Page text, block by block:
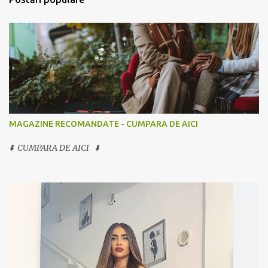
MAGAZINE RECOMANDATE - CUMPARA DE AICI
⬇️ CUMPARA DE AICI ⬇️